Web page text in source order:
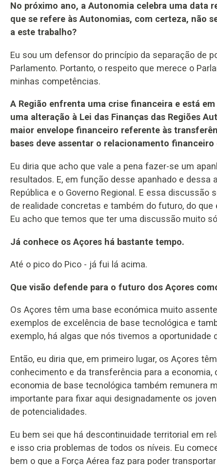
No próximo ano, a Autonomia celebra uma data
que se refere às Autonomias, com certeza, não
a este trabalho?
Eu sou um defensor do princípio da separação de
Parlamento. Portanto, o respeito que merece o
minhas competências.
A Região enfrenta uma crise financeira e está
uma alteração à Lei das Finanças das Regiões
maior envelope financeiro referente às
bases deve assentar o relacionamento
Eu diria que acho que vale a pena fazer-se um
resultados. E, em função desse apanhado e dessa
República e o Governo Regional. E essa
de realidade concretas e também do futuro, do
Eu acho que temos que ter uma discussão muito
Já conhece os Açores há bastante tempo.
Até o pico do Pico - já fui lá acima.
Que visão defende para o futuro dos Açores
Os Açores têm uma base económica muito
exemplos de excelência de base tecnológica e
exemplo, há algas que nós tivemos a oportunidade
Então, eu diria que, em primeiro lugar, os Açores
conhecimento e da transferência para a
economia de base tecnológica também remunera
importante para fixar aqui designadamente os
de potencialidades.
Eu bem sei que há descontinuidade territorial em
e isso cria problemas de todos os níveis. Eu
bem o que a Força Aérea faz para poder